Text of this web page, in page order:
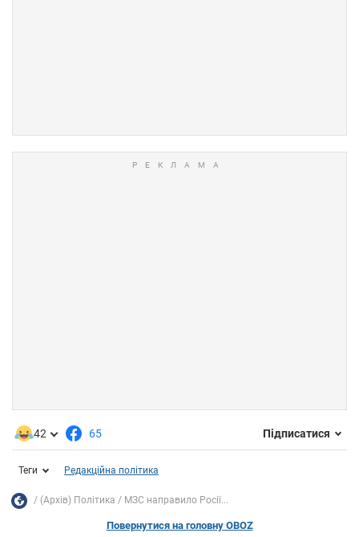
42 65 Підписатися
Теги Редакційна політика
(Архів) Політика МЗС направило Росії...
Повернутися на головну OBOZ